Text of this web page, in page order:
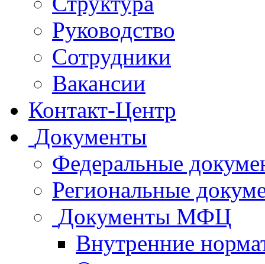
Руководство
Сотрудники
Вакансии
Контакт-Центр
Документы
Федеральные
Региональные
Документы МФЦ
Внутренние